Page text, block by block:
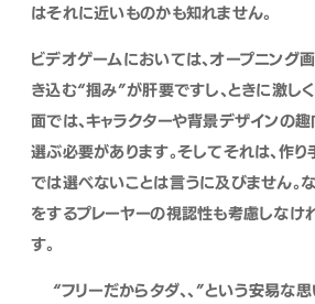
はそれに近いものかも知れません。
ビデオゲームにおいては、オープニング
き込む“掴み”が肝要ですし、ときに激し
面では、キャラクターや背景デザインの
選ぶ必要があります。そしてそれは、作
では選べないことは言うに及びません。
をするプレーヤーの視認性も考慮しなけ
す。
“フリーだからタダ、、”という安易な